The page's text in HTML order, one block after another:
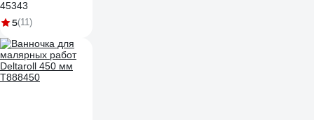
45343
5(11)